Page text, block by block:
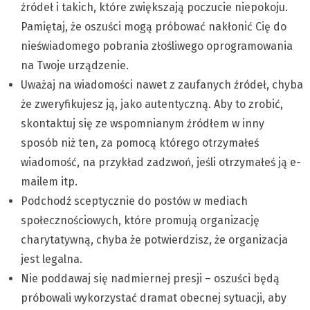
źródeł i takich, które zwiększają poczucie niepokoju.
Pamiętaj, że oszuści mogą próbować nakłonić Cię do
nieświadomego pobrania złośliwego oprogramowania
na Twoje urządzenie.
Uważaj na wiadomości nawet z zaufanych źródeł, chyba
że zweryfikujesz ją, jako autentyczną. Aby to zrobić,
skontaktuj się ze wspomnianym źródłem w inny
sposób niż ten, za pomocą którego otrzymałeś
wiadomość, na przykład zadzwoń, jeśli otrzymałeś ją e-
mailem itp.
Podchodź sceptycznie do postów w mediach
społecznościowych, które promują organizację
charytatywną, chyba że potwierdzisz, że organizacja
jest legalna.
Nie poddawaj się nadmiernej presji – oszuści będą
próbowali wykorzystać dramat obecnej sytuacji, aby